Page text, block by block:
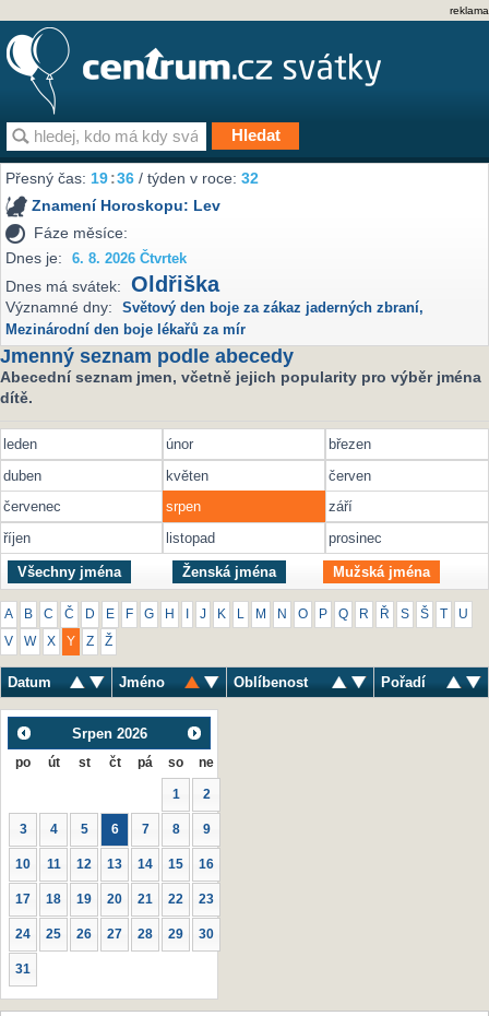
reklama
Přesný čas:19:36 / týden v roce:32
Znamení Horoskopu: Lev
Fáze měsíce:
Dnes je:
6. 8. 2026 Čtvrtek
Dnes má svátek: Oldřiška
Významné dny: Světový den boje za zákaz jaderných zbraní,
Mezinárodní den boje lékařů za mír
Jmenný seznam podle abecedy
Abecední seznam jmen, včetně jejich popularity pro výběr jména
dítě.
leden únor
březen
duben
květen
červen
červenec
srpen
září
říjen
listopad prosinec
Všechny jména Ženská jména Mužská jména
A B C Č D E F G H J K M N O P Q R Ř S Š U
V W X Y Z Ž
Datum Jméno Oblíbenost Pořadí
Srpen 2026
po út st čt pá so ne
1 2
3 4 5 6 7 8 9
10 11 12 13 14 15 16
17 18 19 20 21 22 23
24 25 26 27 28 29 30
31